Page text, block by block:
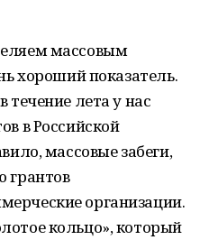
массовым
хороший показатель.
лета у нас
в Российской
массовые забеги,
грантов
организации.
кольцо», который